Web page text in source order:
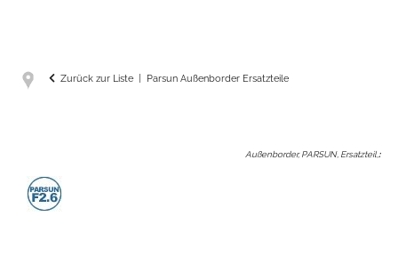
Zurück zur Liste Parsun Außenborder Ersatzteile
Außenborder, PARSUN, Ersatzteil, :